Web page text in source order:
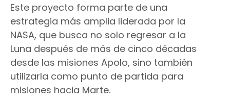
Este proyecto forma parte de una
estrategia más amplia liderada por la
NASA, que busca no solo regresar a la
Luna después de más de cinco décadas
desde las misiones Apolo, sino también
utilizarla como punto de partida para
misiones hacia Marte.